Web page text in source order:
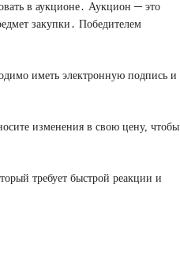
в аукционе․ Аукцион ─ это
закупки․ Победителем
иметь электронную подпись и
изменения в свою цену, чтобы
требует быстрой реакции и